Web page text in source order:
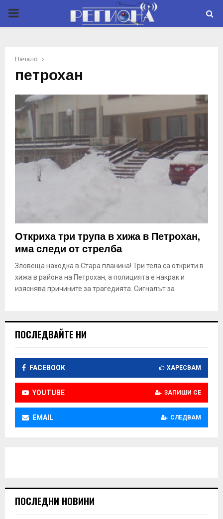
P
M
A
R
N
U
Начало
петрохан
Откриха три трупа в хижа в Петрохан,
има следи от стрелба
Зловеща находка в Стара планина! Три тела са открити в
хижа в района на Петрохан, а полицията е накрак и
изяснява причините за трагедията. Сигналът за
ПОСЛЕДВАЙТЕ НИ
FACEBOOK ХАРЕСВАМ
YOUTUBE ЗАПИШИ СЕ
EMAIL СЛЕДВАМ
ПОСЛЕДНИ НОВИНИ